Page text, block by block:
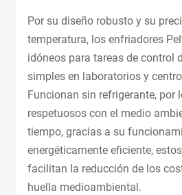
Por su diseño robusto y su
temperatura, los enfriadores
idóneos para tareas de control
simples en laboratorios y
Funcionan sin refrigerante, por
respetuosos con el medio
tiempo, gracias a su
energéticamente eficiente,
facilitan la reducción de los
huella medioambiental.